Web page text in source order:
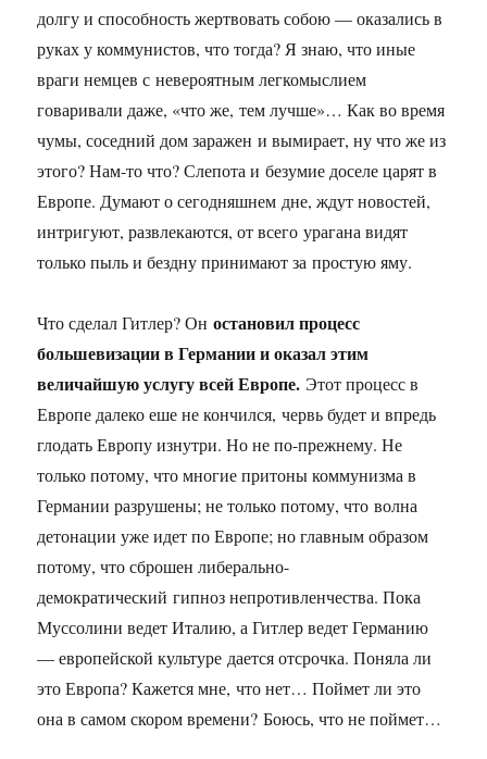
долгу и способность жертвовать собою — оказались в
руках у коммунистов, что тогда? Я знаю, что иные
враги немцев с невероятным легкомыслием
говаривали даже, «что же, тем лучше»… Как во время
чумы, соседний дом заражен и вымирает, ну что же из
этого? Нам-то что? Слепота и безумие доселе царят в
Европе. Думают о сегодняшнем дне, ждут новостей,
интригуют, развлекаются, от всего урагана видят
только пыль и бездну принимают за простую яму.
Что сделал Гитлер? Оностановил процесс
большевизации в Германии и оказал этим
величайшую услугу всей Европе. Этот процесс в
Европе далеко еше не кончился, червь будет и впредь
глодать Европу изнутри. Но не по-прежнему. Не
только потому, что многие притоны коммунизма в
Германии разрушены; не только потому, что волна
детонации уже идет по Европе; но главным образом
потому, что сброшен либерально-
демократический гипноз непротивленчества. Пока
Муссолини ведет Италию, а Гитлер ведет Германию
— европейской культуре дается отсрочка. Поняла ли
это Европа? Кажется мне, что нет… Поймет ли это
она в самом скором времени? Боюсь, что не поймет…